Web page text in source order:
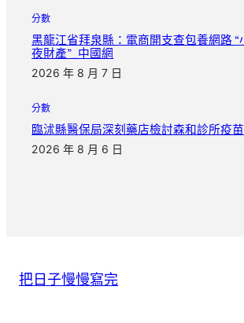
分數
黑龍江省拜泉縣：電商開支查包養網路 “
夜財產”_中國網
2026 年 8 月 7 日
分數
臨沭縣醫保局深刻藥店檢討森和診所疫
2026 年 8 月 6 日
把日子慢慢寫完